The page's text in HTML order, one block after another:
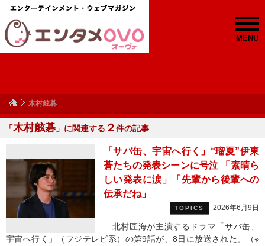
MENU
木村舷碁
「木村舷碁 」に関連する ２件の記事
「サバ缶、宇宙へ行く」“瑠夏”伊東
蒼たちの発表シーンに号泣 「素晴ら
しい発表に涙」「先輩から後輩への
伝承だね」
TOPICS 2026年6月9日
北村匠海が主演するドラマ「サバ缶、
宇宙へ行く」（フジテレビ系）の第9話が、8日に放送された。（※